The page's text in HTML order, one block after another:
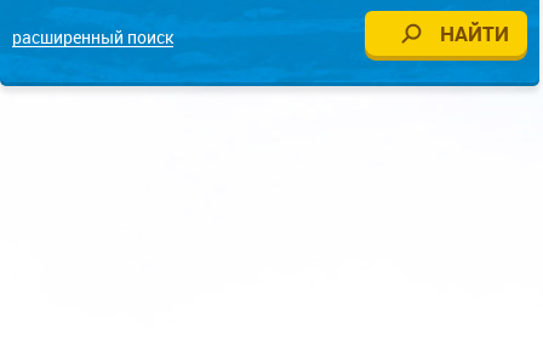
расширенный поиск